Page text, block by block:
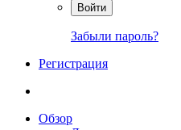
Войти
Забыли пароль?
Регистрация
Обзор